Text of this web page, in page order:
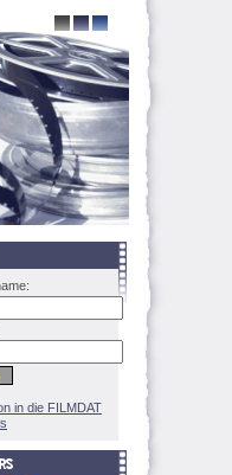
in die FILMDAT